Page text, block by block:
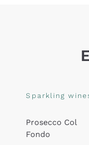
Sparkling
Prosecco Col
Fondo